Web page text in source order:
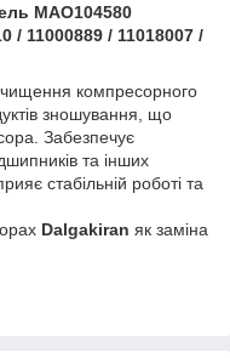
MAO104580
/ 11000889 / 11018007 /
компресорного
зношування, що
Забезпечує
та інших
стабільній роботі та
Dalgakiran як заміна